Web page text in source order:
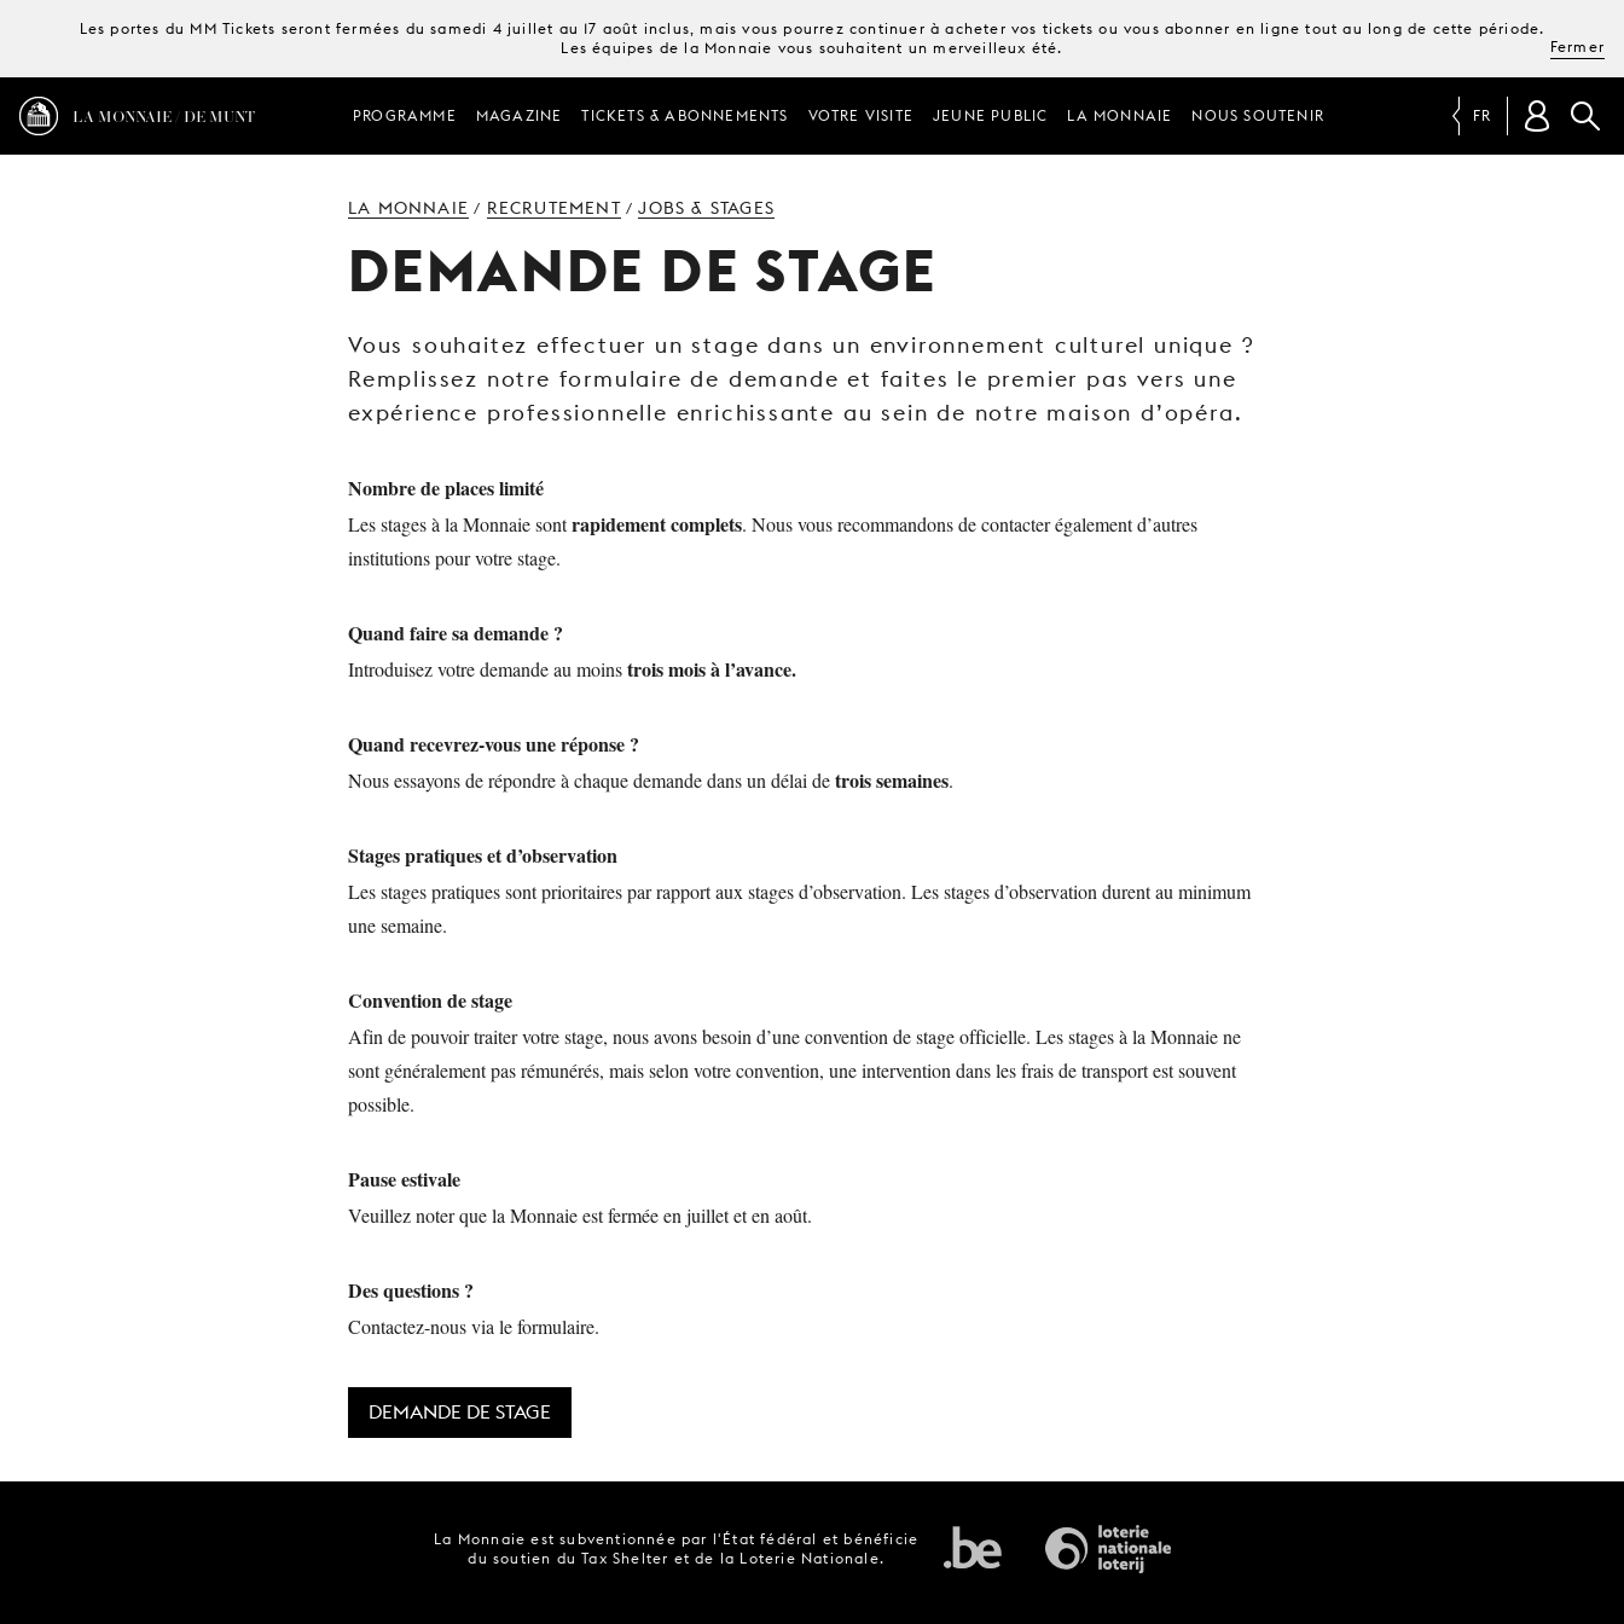
Les portes du MM Tickets seront fermées du samedi 4 juillet au 17 août inclus, mais vous pourrez continuer à acheter vos tickets ou vous abonner en ligne tout au long de cette période.
Les équipes de la Monnaie vous souhaitent un merveilleux été.
Fermer
LA MONNAIE / DE MUNT PROGRAMME MAGAZINE TICKETS & ABONNEMENTS VOTRE VISITE JEUNE PUBLIC LA MONNAIE NOUS SOUTENIR FR
LA MONNAIE / RECRUTEMENT/JOBS & STAGES
DEMANDE DE STAGE
Vous souhaitez effectuer un stage dans un environnement culturel unique ?
Remplissez notre formulaire de demande et faites le premier pas vers une
expérience professionnelle enrichissante au sein de notre maison d’opéra.
Nombre de places limité
Les stages à la Monnaie sontrapidement complets. Nous vous recommandons de contacter également d’autres
institutions pour votre stage.
Quand faire sa demande ?
Introduisez votre demande au moinstrois mois à l’avance.
Quand recevrez-vous une réponse ?
Nous essayons de répondre à chaque demande dans un délai detrois semaines.
Stages pratiques et d’observation
Les stages pratiques sont prioritaires par rapport aux stages d’observation. Les stages d’observation durent au minimum
une semaine.
Convention de stage
Afin de pouvoir traiter votre stage, nous avons besoin d’une convention de stage officielle. Les stages à la Monnaie ne
sont généralement pas rémunérés, mais selon votre convention, une intervention dans les frais de transport est souvent
possible.
Pause estivale
Veuillez noter que la Monnaie est fermée en juillet et en août.
Des questions ?
Contactez-nous via le formulaire.
DEMANDE DE STAGE
La Monnaie est subventionnée par l'État fédéral et bénéficie
du soutien du Tax Shelter et de la Loterie Nationale.